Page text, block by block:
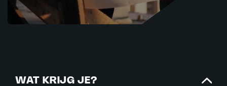
WAT KRIJG JE?